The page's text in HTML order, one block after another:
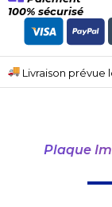
100% sécurisé
Livraison prévue
Plaque